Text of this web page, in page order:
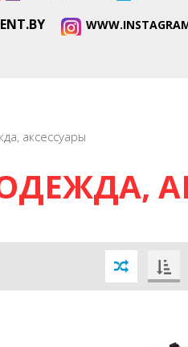
аксессуары